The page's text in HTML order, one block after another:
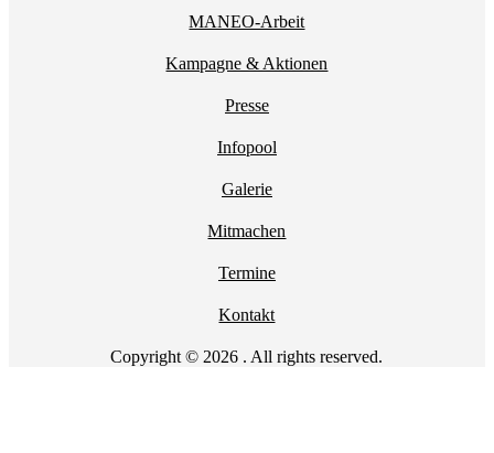
MANEO-Arbeit
Kampagne & Aktionen
Presse
Infopool
Galerie
Mitmachen
Termine
Kontakt
Copyright © 2026 . All rights reserved.